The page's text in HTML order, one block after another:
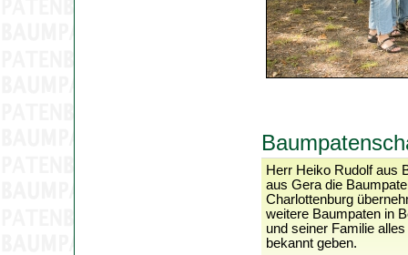
Herr Heiko Rudolf aus
aus Gera die
Charlottenburg
weitere Baumpaten in
und seiner Familie
bekannt geben.